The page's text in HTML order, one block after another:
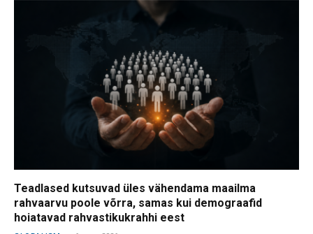
Teadlased kutsuvad üles vähendama maailma
rahvaarvu poole võrra, samas kui demograafid
hoiatavad rahvastikukrahhi eest